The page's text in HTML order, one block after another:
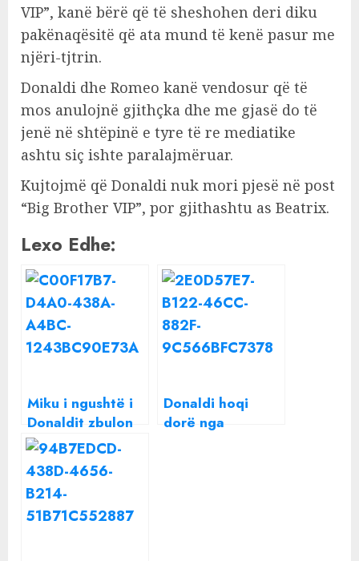
VIP”, kanë bërë që të sheshohen deri diku
pakënaqësitë që ata mund të kenë pasur me
njëri-tjtrin.
Donaldi dhe Romeo kanë vendosur që të
mos anulojnë gjithçka dhe me gjasë do të
jenë në shtëpinë e tyre të re mediatike
ashtu siç ishte paralajmëruar.
Kujtojmë që Donaldi nuk mori pjesë në post
“Big Brother VIP”, por gjithashtu as Beatrix.
Lexo Edhe:
Miku i ngushtë i
Donaldit zbulon
padashje sekretin
e madh të
vëllezërve Veshaj
Donaldi hoqi
dorë nga